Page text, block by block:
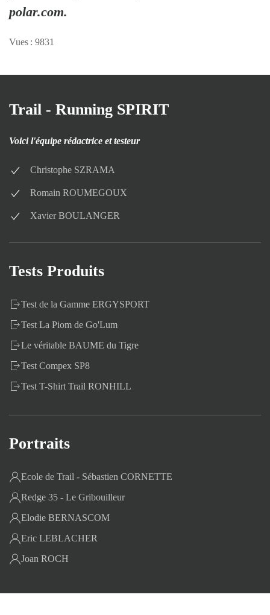
polar.com.
Vues : 9831
Trail - Running SPIRIT
Voici l'équipe rédactrice et testeur
Christophe SZRAMA
Romain ROUMEGOUX
Xavier BOULANGER
Tests Produits
Test de la Gamme ERGYSPORT
Test La Piom de Go'Lum
Le véritable BAUME du Tigre
Test Compex SP8
Test T-Shirt Trail RONHILL
Portraits
Ecole de Trail - Sébastien CORNETTE
Redge 35 - Le Gribouilleur
Elodie BERNASCOM
Eric LEBLACHER
Joan ROCH